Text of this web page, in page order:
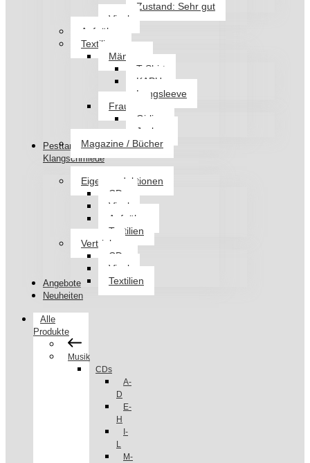
Zustand: Sehr gut
Vinyl
Aufnäher
Textilien
Männer
T-Shirt
KAPU
Longsleeve
Frauen
Girlies
Jacken
Magazine / Bücher
Pesttanz
Klangschmiede
Eigenproduktionen
CDs
Vinyl
Aufnäher
Textilien
Vertrieb
CDs
Vinyl
Textilien
Angebote
Neuheiten
Alle
Produkte
Musik
CDs
A-
D
E-
H
I-
L
M-